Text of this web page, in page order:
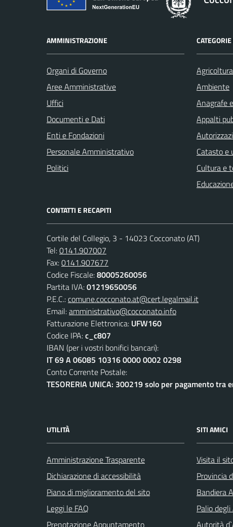
AMMINISTRAZIONE
Organi di Governo
Aree Amministrative
Uffici
Documenti e Dati
Enti e Fondazioni
Personale Amministrativo
Politici
Ambiente
Anagrafe
Appalti
Catasto e
Cultura e
CONTATTI E RECAPITI
Cortile del Collegio, 3 - 14023 Cocconato (AT)
Tel:0141.907007
Fax:0141.907677
Codice Fiscale:80005260056
Partita IVA:01219650056
P.E.C.:comune.cocconato.at@cert.legalmail.it
Email:amministrativo@cocconato.info
Fatturazione Elettronica: UFW160
Codice IPA:c_c807
IBAN (per i vostri bonifici bancari):
IT 69 A 06085 10316 0000 0002 0298
Conto Corrente Postale:
TESORERIA UNICA: 300219 solo per pagamento tra
UTILITÀ
Amministrazione Trasparente
Dichiarazione di accessibilità
Piano di miglioramento del sito
Leggi le FAQ
Prenotazione Appuntamento
SITI AMICI
Visita il
Provincia
Bandiera
Palio
Autorità